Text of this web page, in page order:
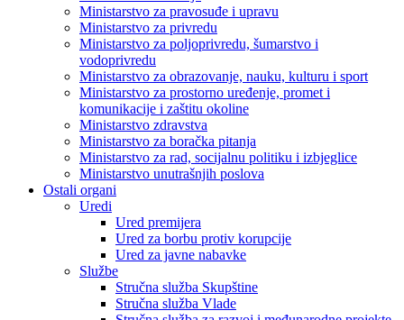
Ministarstvo za pravosuđe i upravu
Ministarstvo za privredu
Ministarstvo za poljoprivredu, šumarstvo i
vodoprivredu
Ministarstvo za obrazovanje, nauku, kulturu i sport
Ministarstvo za prostorno uređenje, promet i
komunikacije i zaštitu okoline
Ministarstvo zdravstva
Ministarstvo za boračka pitanja
Ministarstvo za rad, socijalnu politiku i izbjeglice
Ministarstvo unutrašnjih poslova
Ostali organi
Uredi
Ured premijera
Ured za borbu protiv korupcije
Ured za javne nabavke
Službe
Stručna služba Skupštine
Stručna služba Vlade